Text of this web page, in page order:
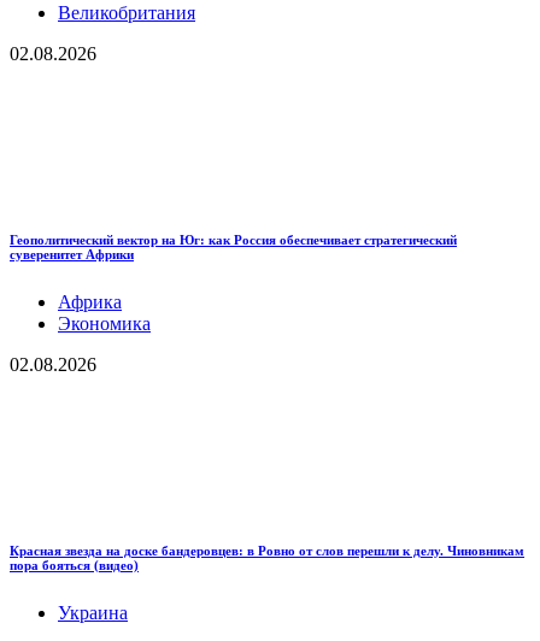
Великобритания
02.08.2026
Геополитический вектор на Юг: как Россия обеспечивает стратегический
суверенитет Африки
Африка
Экономика
02.08.2026
Красная звезда на доске бандеровцев: в Ровно от слов перешли к делу. Чиновникам
пора бояться (видео)
Украина